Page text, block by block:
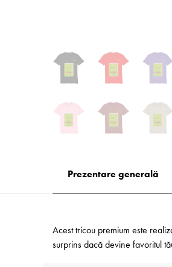
Prezentare generală
Acest tricou premium este
surprins dacă devine favoritul